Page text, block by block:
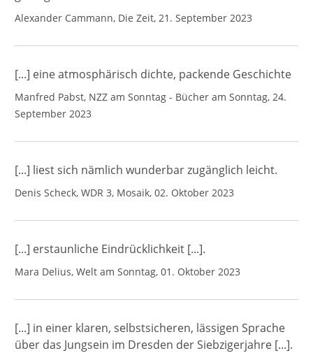
Alexander Cammann, Die Zeit, 21. September 2023
[...] eine atmosphärisch dichte, packende Geschichte
Manfred Pabst, NZZ am Sonntag - Bücher am Sonntag, 24.
September 2023
[...] liest sich nämlich wunderbar zugänglich leicht.
Denis Scheck, WDR 3, Mosaik, 02. Oktober 2023
[...] erstaunliche Eindrücklichkeit [...].
Mara Delius, Welt am Sonntag, 01. Oktober 2023
[...] in einer klaren, selbstsicheren, lässigen Sprache
über das Jungsein im Dresden der Siebzigerjahre [...].